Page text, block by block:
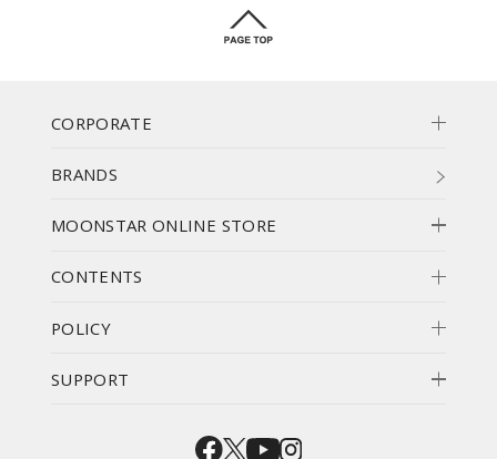
CORPORATE
BRANDS
MOONSTAR ONLINE STORE
CONTENTS
POLICY
SUPPORT